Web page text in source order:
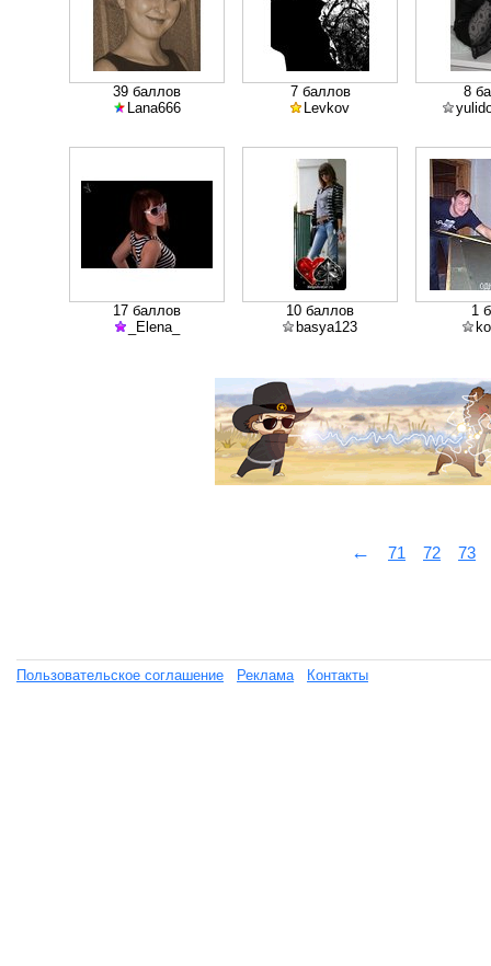
39 баллов
Lana666
7 баллов
Levkov
8
17 баллов
_Elena_
10 баллов
basya123
1
← 71 72 73
Пользовательское соглашение Реклама Контакты